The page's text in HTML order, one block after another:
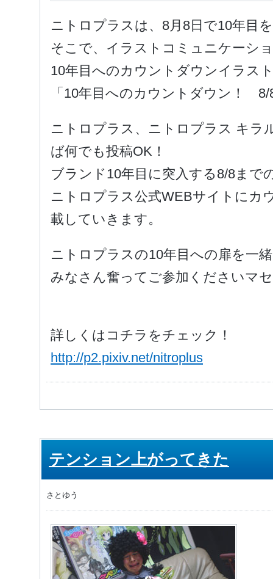
ニトロプラスは、8月8日で10年目
そこで、イラストコミュニケーシ
10年目へのカウントダウンイラス
「10年目へのカウントダウン！
ニトロプラス、ニトロプラス キラ
ば何でも投稿OK！
ブランド10年目に突入する8/8まで
ニトロプラス公式WEBサイトにカ
載していきます。
ニトロプラスの10年目への扉を一
みなさん奮ってご参加くださいマ
詳しくはコチラをチェック！
http://p2.pixiv.net/nitroplus
テンション上がってきた
さとゆう